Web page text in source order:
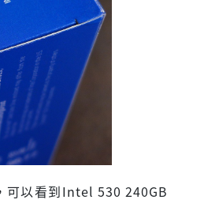
可以看到Intel 530 240GB